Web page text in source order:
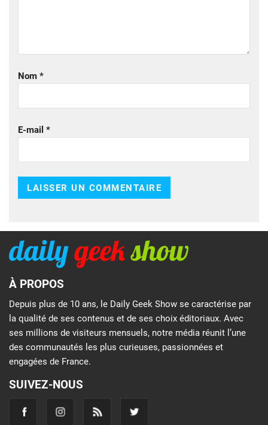
Nom *
E-mail *
À PROPOS
Depuis plus de 10 ans, le Daily Geek Show se caractérise par
la qualité de ses contenus et de ses choix éditoriaux. Avec
ses millions de visiteurs mensuels, notre média réunit l’une
des communautés les plus curieuses, passionnées et
engagées de France.
SUIVEZ-NOUS